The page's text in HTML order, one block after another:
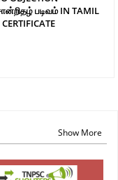
படிவம் IN TAMIL
Show More